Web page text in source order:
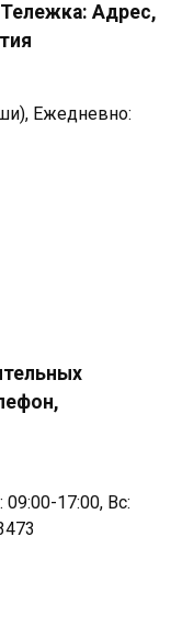
Адрес,
Ежедневно:
17:00, Вс: